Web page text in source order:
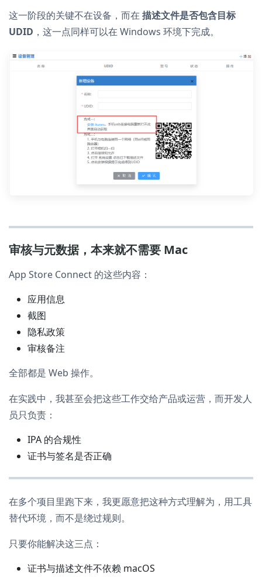
这一阶段的关键不在设备，而在 描述文件是否包含目标
UDID ，这一点同样可以在 Windows 环境下完成。
审核与元数据，本来就不需要 Mac
App Store Connect 的这些内容：
应用信息
截图
隐私政策
审核备注
全部都是 Web 操作。
在实践中，我甚至会把这些工作交给产品或运营，而开发人
员只负责：
IPA 的合规性
证书与签名是否正确
在多个项目里跑下来，我更愿意把这种方式理解为，用工具
替代环境，而不是绕过规则。
只要你能解决这三点：
证书与描述文件不依赖 macOS